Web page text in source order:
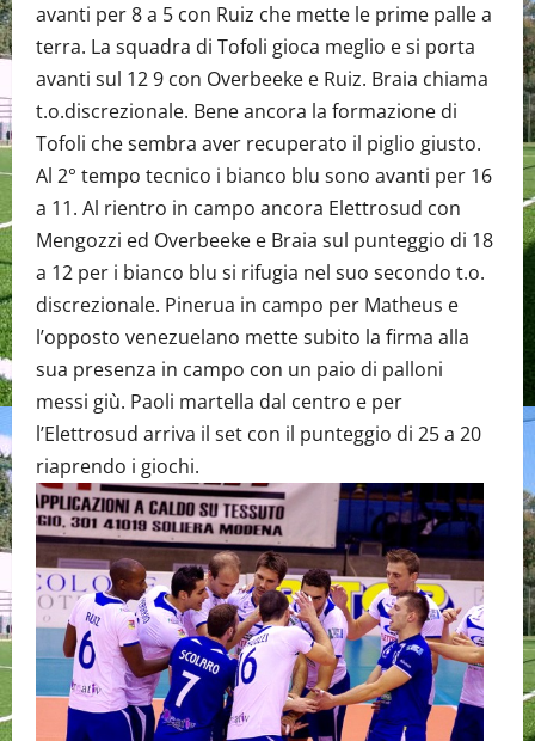
avanti per 8 a 5 con Ruiz che mette le prime palle a
terra. La squadra di Tofoli gioca meglio e si porta
avanti sul 12 9 con Overbeeke e Ruiz. Braia chiama
t.o.discrezionale. Bene ancora la formazione di
Tofoli che sembra aver recuperato il piglio giusto.
Al 2° tempo tecnico i bianco blu sono avanti per 16
a 11. Al rientro in campo ancora Elettrosud con
Mengozzi ed Overbeeke e Braia sul punteggio di 18
a 12 per i bianco blu si rifugia nel suo secondo t.o.
discrezionale. Pinerua in campo per Matheus e
l’opposto venezuelano mette subito la firma alla
sua presenza in campo con un paio di palloni
messi giù. Paoli martella dal centro e per
l’Elettrosud arriva il set con il punteggio di 25 a 20
riaprendo i giochi.